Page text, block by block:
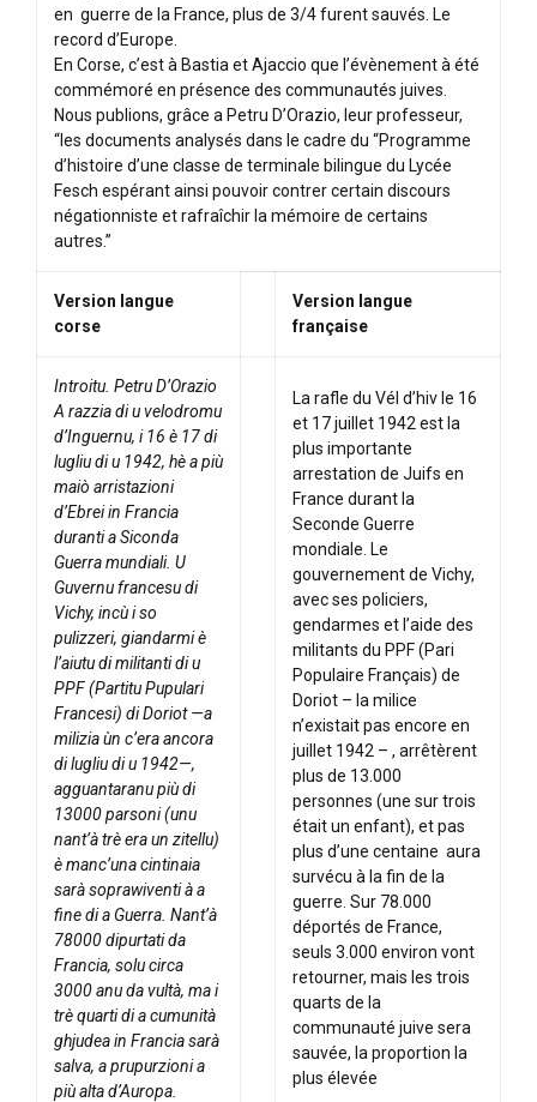
en guerre de la France, plus de 3/4 furent sauvés. Le
record d’Europe.
En Corse, c’est à Bastia et Ajaccio que l’évènement à été
commémoré en présence des communautés juives.
Nous publions, grâce a Petru D’Orazio, leur professeur,
“les documents analysés dans le cadre du “Programme
d’histoire d’une classe de terminale bilingue du Lycée
Fesch espérant ainsi pouvoir contrer certain discours
négationniste et rafraîchir la mémoire de certains
autres.”
Version langue
corse
Version langue
française
Introitu. Petru D’Orazio
A razzia di u velodromu
d’Inguernu, i 16 è 17 di
lugliu di u 1942, hè a più
maiò arristazioni
d’Ebrei in Francia
duranti a Siconda
Guerra mundiali. U
Guvernu francesu di
Vichy, incù i so
pulizzeri, giandarmi è
l’aiutu di militanti di u
PPF (Partitu Pupulari
Francesi) di Doriot —a
milizia ùn c’era ancora
di lugliu di u 1942—,
agguantaranu più di
13000 parsoni (unu
nant’à trè era un zitellu)
è manc’una cintinaia
sarà soprawiventi à a
fine di a Guerra. Nant’à
78000 dipurtati da
Francia, solu circa
3000 anu da vultà, ma i
trè quarti di a cumunità
ghjudea in Francia sarà
salva, a prupurzioni a
più alta d’Auropa.
La rafle du Vél d’hiv le 16
et 17 juillet 1942 est la
plus importante
arrestation de Juifs en
France durant la
Seconde Guerre
mondiale. Le
gouvernement de Vichy,
avec ses policiers,
gendarmes et l’aide des
militants du PPF (Pari
Populaire Français) de
Doriot – la milice
n’existait pas encore en
juillet 1942 – , arrêtèrent
plus de 13.000
personnes (une sur trois
était un enfant), et pas
plus d’une centaine aura
survécu à la fin de la
guerre. Sur 78.000
déportés de France,
seuls 3.000 environ vont
retourner, mais les trois
quarts de la
communauté juive sera
sauvée, la proportion la
plus élevée